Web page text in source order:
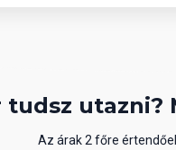
tudsz
Az árak 2 főre